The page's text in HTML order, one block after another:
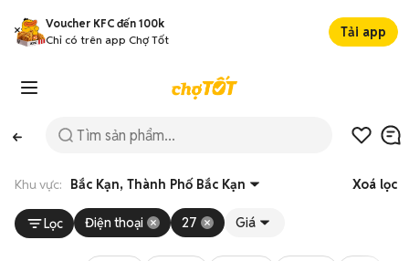
Voucher KFC đến 100k
Chỉ có trên app Chợ Tốt
Tải app
Khu vực: Bắc Kạn, Thành Phố Bắc Kạn Xoá lọc
Lọc Điện thoại 27 Giá